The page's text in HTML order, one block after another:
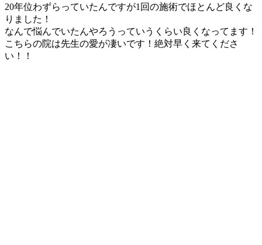
20年位わずらっていたんですが1回の施術でほとんど良くな
りました！
なんで悩んでいたんやろうっていうくらい良くなってます！
こちらの院は先生の愛が凄いです！絶対早く来てくださ
い！！